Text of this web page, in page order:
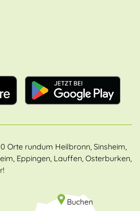
Orte rundum Heilbronn, Sinsheim,
Eppingen, Lauffen, Osterburken,